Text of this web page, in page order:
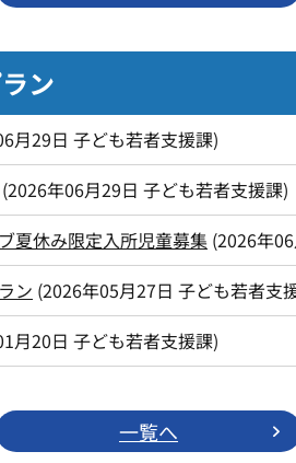
ン
月29日 子ども若者支援課)
(2026年06月29日 子ども若者支援課)
夏休み限定入所児童募集 (2026年
ン (2026年05月27日 子ども若者支
月20日 子ども若者支援課)
一覧へ